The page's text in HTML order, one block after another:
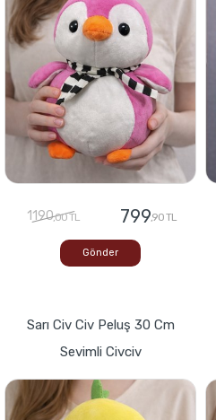
1190,00 TL 799,90 TL
Gönder
Sarı Civ Civ Peluş 30 Cm
Sevimli Civciv